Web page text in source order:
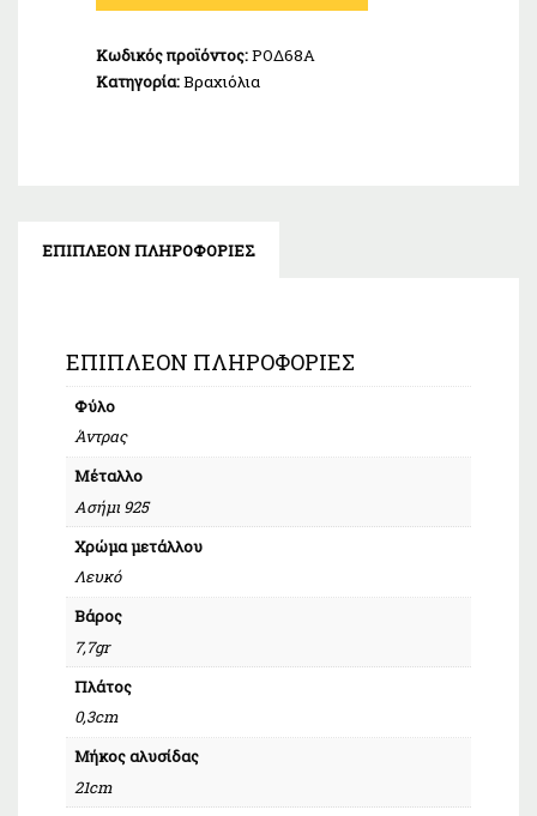
Λευκή
925
0,3Πλάτος
Κωδικός προϊόντος:ΡΟΔ68Α
Κατηγορία:Βραχιόλια
ΕΠΙΠΛΈΟΝ ΠΛΗΡΟΦΟΡΊΕΣ
ΕΠΙΠΛΈΟΝ ΠΛΗΡΟΦΟΡΊΕΣ
Φύλο
Άντρας
Μέταλλο
Ασήμι 925
Χρώμα μετάλλου
Λευκό
Βάρος
7,7gr
Πλάτος
0,3cm
Μήκος αλυσίδας
21cm